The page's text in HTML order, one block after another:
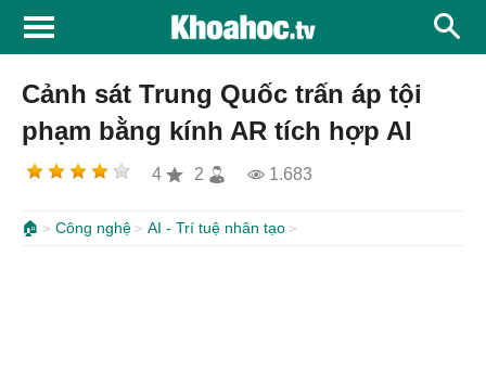
Cảnh sát Trung Quốc trấn áp tội
phạm bằng kính AR tích hợp AI
4 2 1.683
🏠 Công nghệ AI - Trí tuệ nhân tạo